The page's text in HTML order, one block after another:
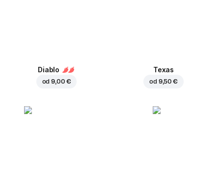
Diablo
od9,00 €
Texas
od 9,50 €